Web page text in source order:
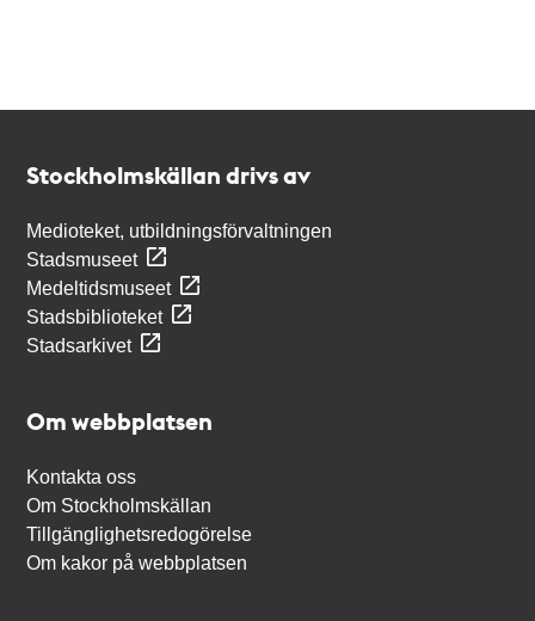
Stockholmskällan drivs av
Medioteket, utbildningsförvaltningen
Stadsmuseet
Medeltidsmuseet
Stadsbiblioteket
Stadsarkivet
Om webbplatsen
Kontakta oss
Om Stockholmskällan
Tillgänglighetsredogörelse
Om kakor på webbplatsen